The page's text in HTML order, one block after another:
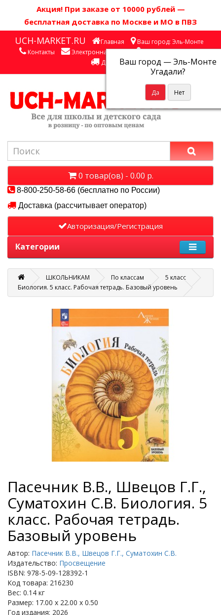
Акция! При заказе от 10000 рублей —
бесплатная доставка по Москве и МО в ПВЗ
UCH-MARKET.RU Главная Ваш город: Эль-Монте
Ваш город —Эль-Монте
Угадали?
Контакты Электронная почта
Личный кабинет
Доставка
0 товар(ов) - 0.00 р.
8-800-250-58-66 (бесплатно по России)
Доставка (рассчитывает оператор)
Авторизация/Регистрация
Категории
ШКОЛЬНИКАМ По классам
5 класс
Биология. 5 класс. Рабочая тетрадь. Базовый уровень
Пасечник В.В., Швецов Г.Г.,
Суматохин С.В. Биология. 5
класс. Рабочая тетрадь.
Базовый уровень
Автор: Пасечник В.В., Швецов Г.Г., Суматохин С.В.
Издательство: Просвещение
ISBN: 978-5-09-128392-1
Код товара: 216230
Вес: 0.14 кг
Размер: 17.00 x 22.00 x 0.50
Год издания: 2026